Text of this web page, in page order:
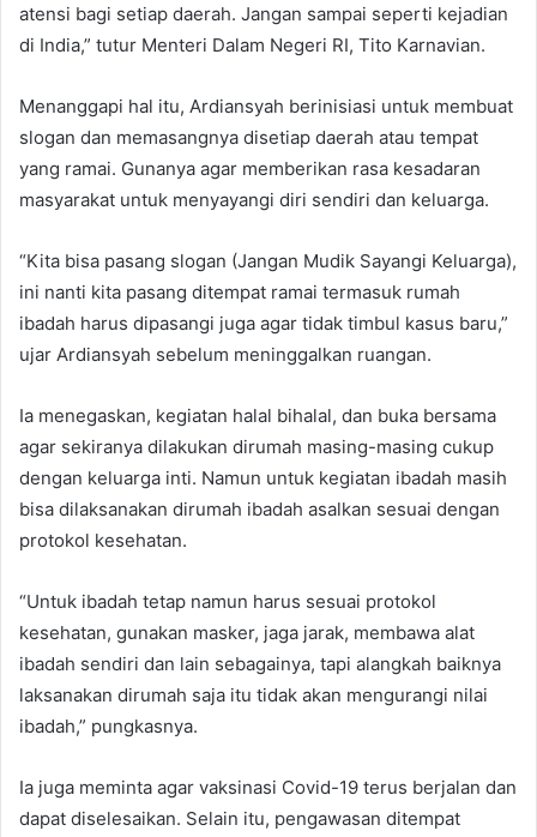
atensi bagi setiap daerah. Jangan sampai seperti kejadian
di India,” tutur Menteri Dalam Negeri RI, Tito Karnavian.
Menanggapi hal itu, Ardiansyah berinisiasi untuk membuat
slogan dan memasangnya disetiap daerah atau tempat
yang ramai. Gunanya agar memberikan rasa kesadaran
masyarakat untuk menyayangi diri sendiri dan keluarga.
“Kita bisa pasang slogan (Jangan Mudik Sayangi Keluarga),
ini nanti kita pasang ditempat ramai termasuk rumah
ibadah harus dipasangi juga agar tidak timbul kasus baru,”
ujar Ardiansyah sebelum meninggalkan ruangan.
Ia menegaskan, kegiatan halal bihalal, dan buka bersama
agar sekiranya dilakukan dirumah masing-masing cukup
dengan keluarga inti. Namun untuk kegiatan ibadah masih
bisa dilaksanakan dirumah ibadah asalkan sesuai dengan
protokol kesehatan.
“Untuk ibadah tetap namun harus sesuai protokol
kesehatan, gunakan masker, jaga jarak, membawa alat
ibadah sendiri dan lain sebagainya, tapi alangkah baiknya
laksanakan dirumah saja itu tidak akan mengurangi nilai
ibadah,” pungkasnya.
Ia juga meminta agar vaksinasi Covid-19 terus berjalan dan
dapat diselesaikan. Selain itu, pengawasan ditempat